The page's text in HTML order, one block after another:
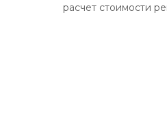
расчет стоимости